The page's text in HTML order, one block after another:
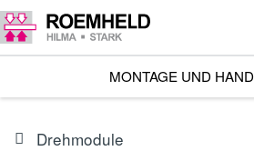
MONTAGE UND
Drehmodule